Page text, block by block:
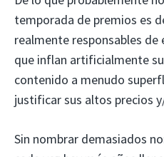
temporada de premios es
realmente responsables
que inflan artificialmente
contenido a menudo
justificar sus altos precios
Sin nombrar demasiados